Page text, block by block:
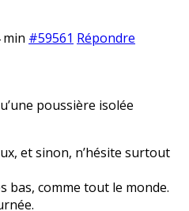
min #59561 Répondre
poussière isolée
et sinon, n’hésite surtout
bas, comme tout le monde.